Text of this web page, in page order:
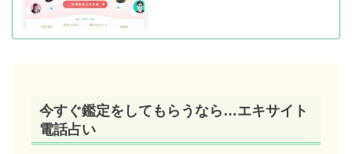
今すぐ鑑定をしてもらうなら…エキサイト
電話占い